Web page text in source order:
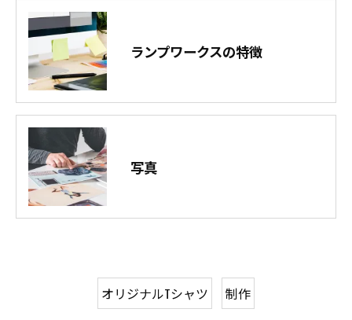
ランプワークスの特徴
写真
オリジナルTシャツ 制作